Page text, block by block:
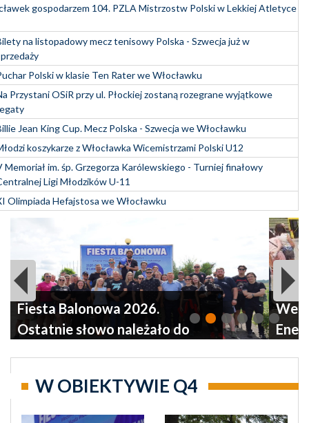
gospodarzem 104. PZLA Mistrzostw Polski w Lekkiej Atletyce
na listopadowy mecz tenisowy Polska - Szwecja już w
Polski w klasie Ten Rater we Włocławku
Przystani OSiR przy ul. Płockiej zostaną rozegrane wyjątkowe
Jean King Cup. Mecz Polska - Szwecja we Włocławku
koszykarze z Włocławka Wicemistrzami Polski U12
Memoriał im. śp. Grzegorza Karólewskiego - Turniej finałowy
Ligi Młodzików U-11
Olimpiada Hefajstosa we Włocławku
Fiesta Balonowa 2026.
Ostatnie słowo należało do
We
W OBIEKTYWIE Q4